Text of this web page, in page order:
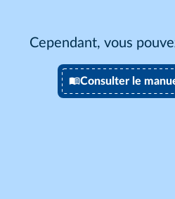
Cependant, vous
Consulter le